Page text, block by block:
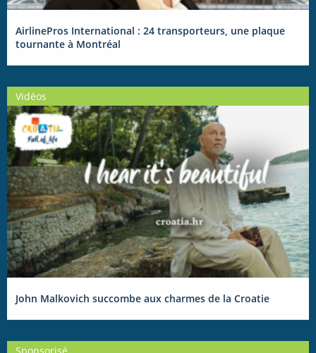
AirlinePros International : 24 transporteurs, une plaque
tournante à Montréal
Vidéos
John Malkovich succombe aux charmes de la Croatie